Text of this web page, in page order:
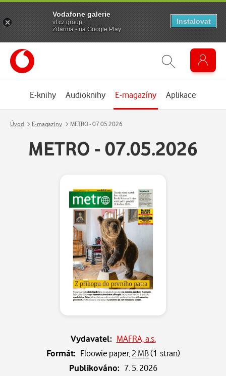
E-knihy Audioknihy E-magazíny Aplikace
Úvod E-magazíny METRO - 07.05.2026
METRO - 07.05.2026
Vydavatel: MAFRA, a.s.
Formát: Floowie paper, 2 MB(1 stran)
Publikováno: 7. 5. 2026
Vodafone galerie
vf.cz.group
Zdarma - na Google Play
Instalovat